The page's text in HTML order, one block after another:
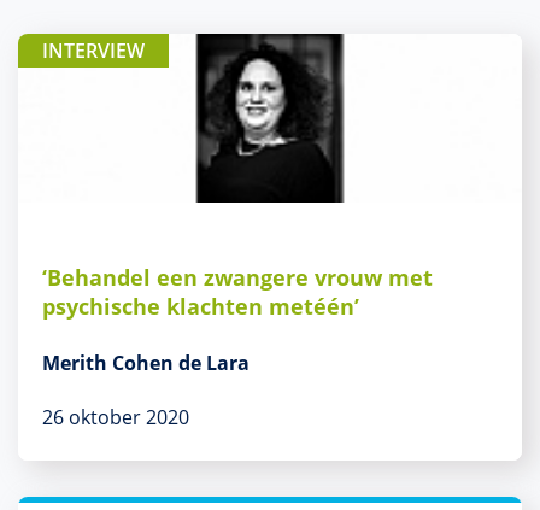
INTERVIEW
‘Behandel een zwangere vrouw met
psychische klachten metéén’
Merith Cohen de Lara
26 oktober 2020